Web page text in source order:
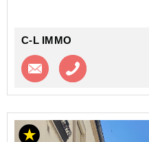
C-L IMMO
Contacter l'agence